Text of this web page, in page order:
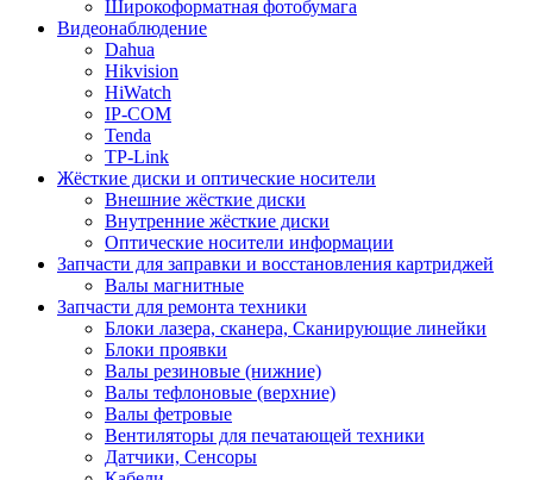
Широкоформатная фотобумага
Видеонаблюдение
Dahua
Hikvision
HiWatch
IP-COM
Tenda
TP-Link
Жёсткие диски и оптические носители
Внешние жёсткие диски
Внутренние жёсткие диски
Оптические носители информации
Запчасти для заправки и восстановления картриджей
Валы магнитные
Запчасти для ремонта техники
Блоки лазера, сканера, Сканирующие линейки
Блоки проявки
Валы резиновые (нижние)
Валы тефлоновые (верхние)
Валы фетровые
Вентиляторы для печатающей техники
Датчики, Сенсоры